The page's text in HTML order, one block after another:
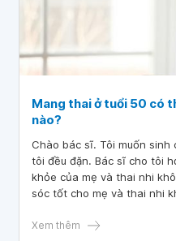
Mang thai ở tuổi 50 có
nào?
Chào bác sĩ. Tôi muốn
tôi đều đặn. Bác sĩ cho tôi
khỏe của mẹ và thai nhi
sóc tốt cho mẹ và thai nhi
Xem thêm